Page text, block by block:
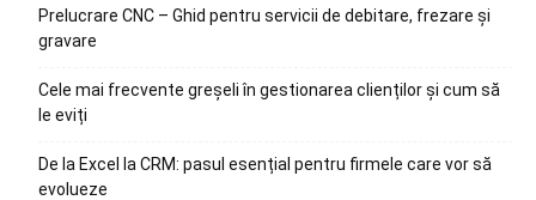
Prelucrare CNC – Ghid pentru servicii de debitare, frezare și
gravare
Cele mai frecvente greșeli în gestionarea clienților și cum să
le eviți
De la Excel la CRM: pasul esențial pentru firmele care vor să
evolueze